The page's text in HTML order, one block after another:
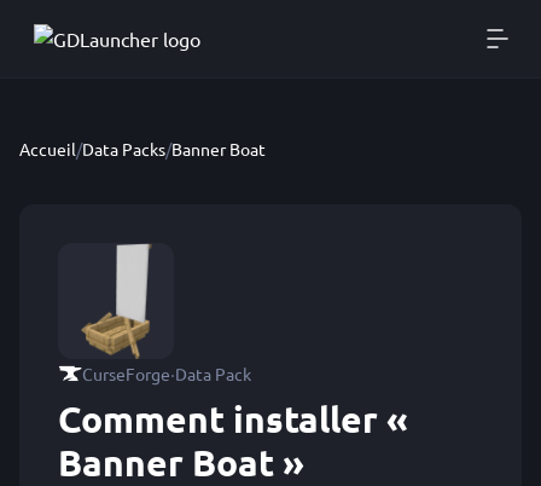
Accueil/Data Packs/Banner Boat
CurseForge·Data Pack
Comment installer «
Banner Boat »